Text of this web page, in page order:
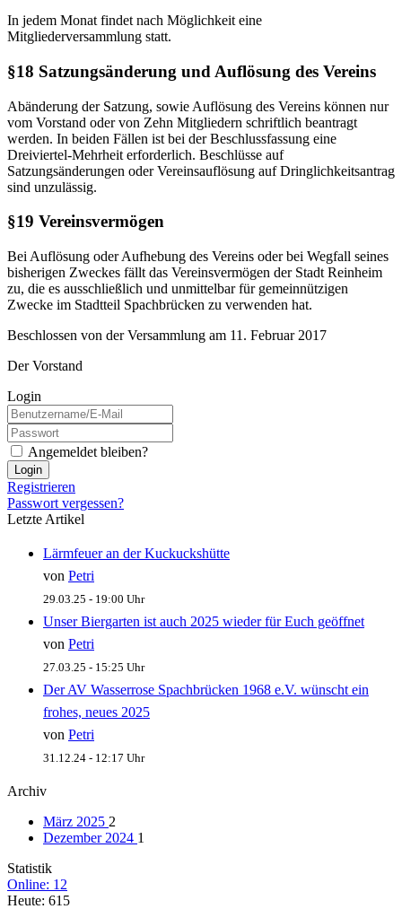
In jedem Monat findet nach Möglichkeit eine
Mitgliederversammlung statt.
§18 Satzungsänderung und Auflösung des Vereins
Abänderung der Satzung, sowie Auflösung des Vereins können nur
vom Vorstand oder von Zehn Mitgliedern schriftlich beantragt
werden. In beiden Fällen ist bei der Beschlussfassung eine
Dreiviertel-Mehrheit erforderlich. Beschlüsse auf
Satzungsänderungen oder Vereinsauflösung auf Dringlichkeitsantrag
sind unzulässig.
§19 Vereinsvermögen
Bei Auflösung oder Aufhebung des Vereins oder bei Wegfall seines
bisherigen Zweckes fällt das Vereinsvermögen der Stadt Reinheim
zu, die es ausschließlich und unmittelbar für gemeinnützigen
Zwecke im Stadtteil Spachbrücken zu verwenden hat.
Beschlossen von der Versammlung am 11. Februar 2017
Der Vorstand
Login
Angemeldet bleiben?
Login
Registrieren
Passwort vergessen?
Letzte Artikel
Lärmfeuer an der Kuckuckshütte
von Petri
29.03.25 - 19:00 Uhr
Unser Biergarten ist auch 2025 wieder für Euch geöffnet
von Petri
27.03.25 - 15:25 Uhr
Der AV Wasserrose Spachbrücken 1968 e.V. wünscht ein
frohes, neues 2025
von Petri
31.12.24 - 12:17 Uhr
Archiv
März 2025 2
Dezember 2024 1
Statistik
Online: 12
Heute: 615